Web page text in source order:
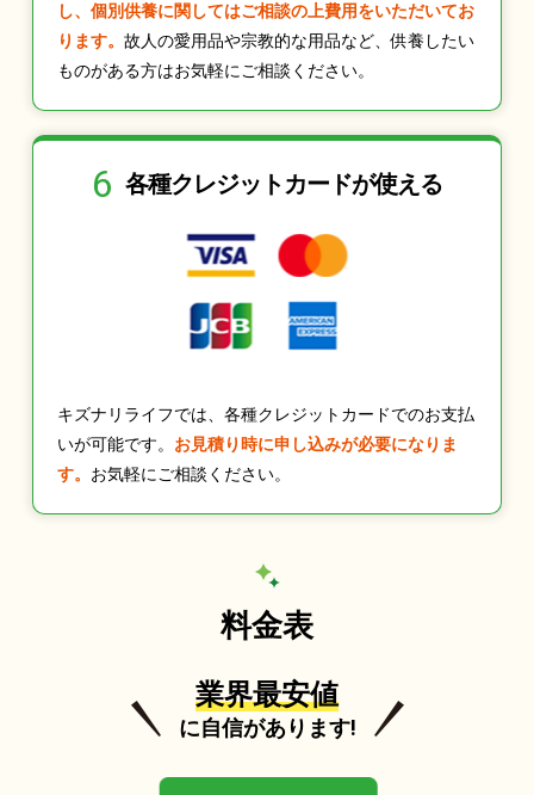
し、個別供養に関してはご相談の上費用をいただいてお
ります。 故人の愛用品や宗教的な用品など、供養したい
ものがある方はお気軽にご相談ください。
6 各種クレジットカードが使える
キズナリライフでは、各種クレジットカードでのお支払
いが可能です。 お見積り時に申し込みが必要になりま
す。 お気軽にご相談ください。
料金表
業界最安値
に自信があります!